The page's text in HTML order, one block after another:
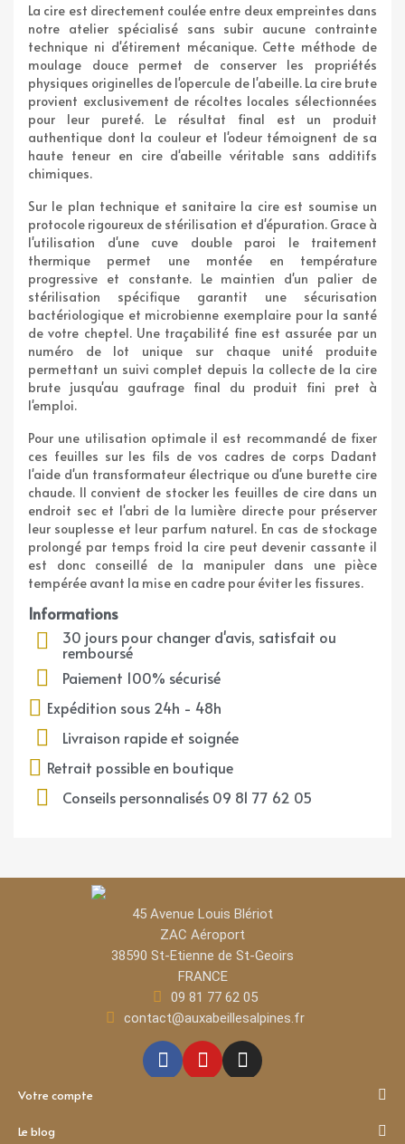
30 jours pour changer d'avis, satisfait ou
remboursé
Paiement 100% sécurisé
Expédition sous 24h - 48h
Livraison rapide et soignée
Retrait possible en boutique
Conseils personnalisés 09 81 77 62 05
La cire est directement coulée entre deux empreintes dans
notre atelier spécialisé sans subir aucune contrainte
technique ni d'étirement mécanique. Cette méthode de
moulage douce permet de conserver les propriétés
physiques originelles de l'opercule de l'abeille. La cire brute
provient exclusivement de récoltes locales sélectionnées
pour leur pureté. Le résultat final est un produit
authentique dont la couleur et l'odeur témoignent de sa
haute teneur en cire d'abeille véritable sans additifs
chimiques.
Sur le plan technique et sanitaire la cire est soumise un
protocole rigoureux de stérilisation et d'épuration. Grace à
l'utilisation d'une cuve double paroi le traitement
thermique permet une montée en température
progressive et constante. Le maintien d'un palier de
stérilisation spécifique garantit une sécurisation
bactériologique et microbienne exemplaire pour la santé
de votre cheptel. Une traçabilité fine est assurée par un
numéro de lot unique sur chaque unité produite
permettant un suivi complet depuis la collecte de la cire
brute jusqu'au gaufrage final du produit fini pret à
l'emploi.
Pour une utilisation optimale il est recommandé de fixer
ces feuilles sur les fils de vos cadres de corps Dadant
l'aide d'un transformateur électrique ou d'une burette cire
chaude. Il convient de stocker les feuilles de cire dans un
endroit sec et l'abri de la lumière directe pour préserver
leur souplesse et leur parfum naturel. En cas de stockage
prolongé par temps froid la cire peut devenir cassante il
est donc conseillé de la manipuler dans une pièce
tempérée avant la mise en cadre pour éviter les fissures.
Informations
45 Avenue Louis Blériot
ZAC Aéroport​
38590 St-Etienne de St-Geoirs
FRANCE
09 81 77 62 05
contact@auxabeillesalpines.fr
Votre compte
Le blog